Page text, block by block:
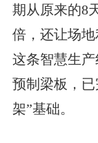
期从原来的8
倍，还让场
这条智慧生
预制梁板，
架”基础。